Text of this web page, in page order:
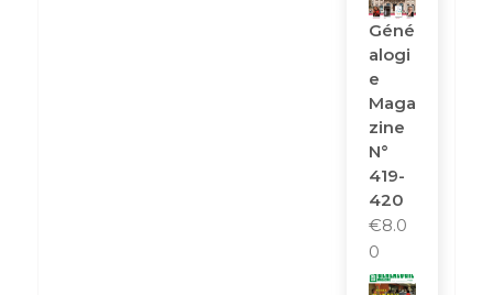
Géné
Alogi
E
Maga
Zine
N°
419-
420
€8.0
0